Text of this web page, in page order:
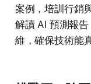
案例，培訓行銷
解讀 AI 預測報
維，確保技術能